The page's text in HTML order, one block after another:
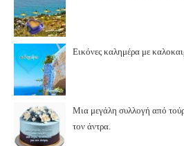
Εικόνες καλημέρα με
Μια μεγάλη συλλογή από
τον άντρα.